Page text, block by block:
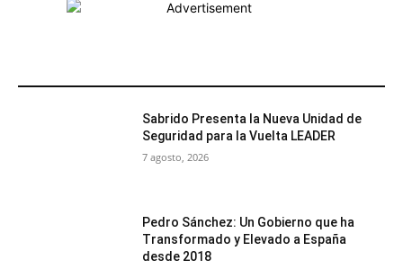
Sabrido Presenta la Nueva Unidad de
Seguridad para la Vuelta LEADER
7 agosto, 2026
Pedro Sánchez: Un Gobierno que ha
Transformado y Elevado a España
desde 2018